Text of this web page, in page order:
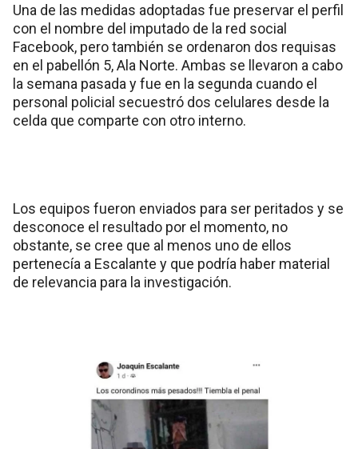
Una de las medidas adoptadas fue preservar el perfil
con el nombre del imputado de la red social
Facebook, pero también se ordenaron dos requisas
en el pabellón 5, Ala Norte. Ambas se llevaron a cabo
la semana pasada y fue en la segunda cuando el
personal policial secuestró dos celulares desde la
celda que comparte con otro interno.
Los equipos fueron enviados para ser peritados y se
desconoce el resultado por el momento, no
obstante, se cree que al menos uno de ellos
pertenecía a Escalante y que podría haber material
de relevancia para la investigación.